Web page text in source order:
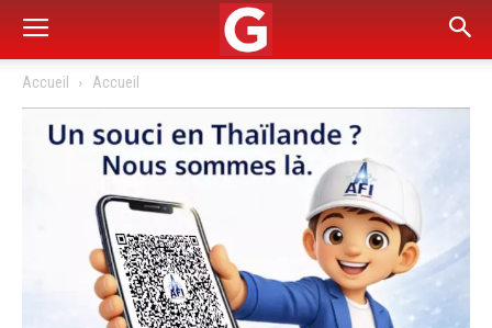
Accueil Accueil